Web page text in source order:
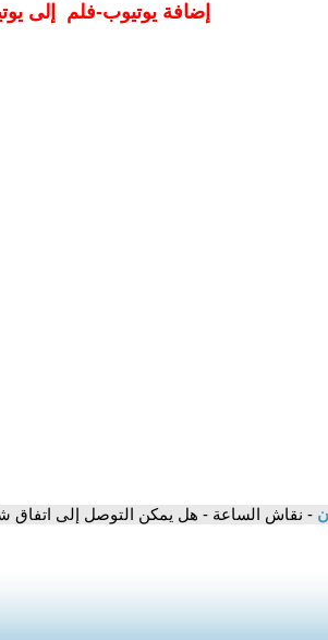
إضافة يوتيوب-فلم إلى
- نقاش الساعة - هل يمكن التوصل إلى اتفاق